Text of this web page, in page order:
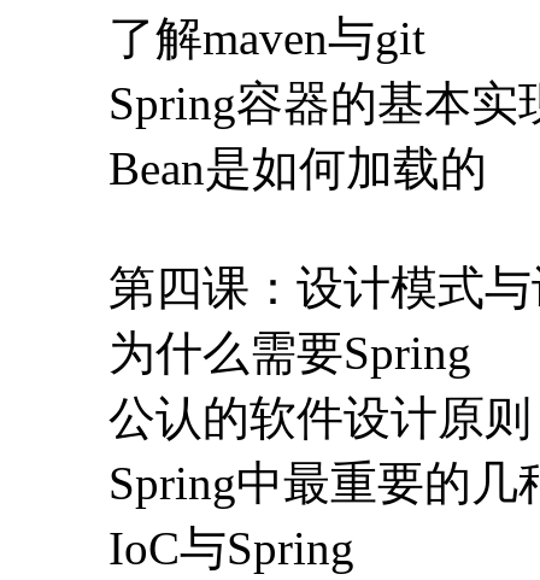
了解maven与git
Spring容器的基本实
Bean是如何加载的
第四课：设计模式
为什么需要Spring
公认的软件设计原则
Spring中最重要的几
IoC与Spring